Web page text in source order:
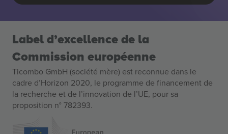
Label d’excellence de la
Commission européenne
Ticombo GmbH (société mère) est reconnue dans le
cadre d’Horizon 2020, le programme de financement de
la recherche et de l’innovation de l’UE, pour sa
proposition n° 782393.